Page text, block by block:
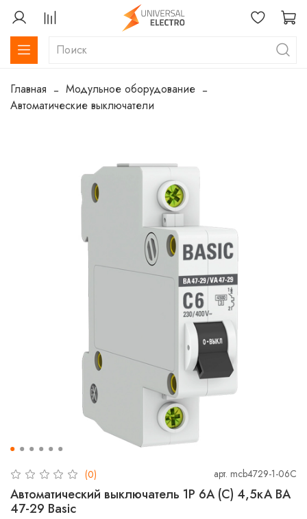
Главная
Модульное оборудование
Автоматические выключатели
(0) арт. mcb4729-1-06C
Автоматический выключатель 1P 6А (C) 4,5кА ВА
47-29 Basic